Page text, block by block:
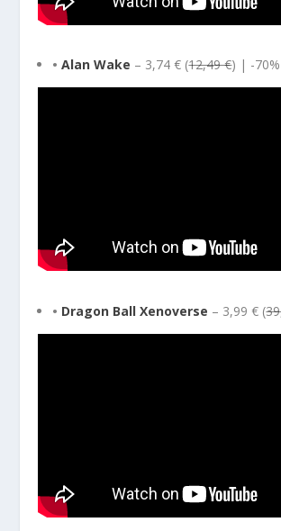
• Alan Wake – 3,74 € (12,49 €) | -70%
• Dragon Ball Xenoverse – 3,99 € (